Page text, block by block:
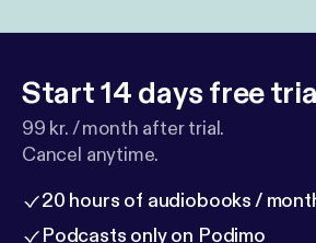
Start 14 days free
99 kr. / month after trial.
Cancel anytime.
20 hours of audiobooks /
Podcasts only on Podimo